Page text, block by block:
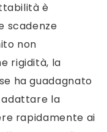
è
scadenze
non
rigidità, la
ha guadagnato
adattare la
rapidamente ai